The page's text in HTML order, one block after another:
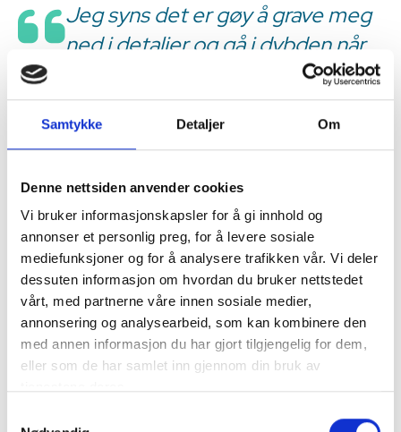
Samtykke Detaljer Om
Denne nettsiden anvender cookies
Vi bruker informasjonskapsler for å gi innhold og
annonser et personlig preg, for å levere sosiale
mediefunksjoner og for å analysere trafikken vår. Vi deler
dessuten informasjon om hvordan du bruker nettstedet
vårt, med partnerne våre innen sosiale medier,
annonsering og analysearbeid, som kan kombinere den
med annen informasjon du har gjort tilgjengelig for dem,
eller som de har samlet inn gjennom din bruk av
Jeg syns det er gøy å grave meg
ned i detaljer og gå i dybden når
det oppstår spørsmål. Det kan for
eksempel handle om hvor
grensen går for når man skal
ringe så fort vi ser en liten maur,
og hvordan skal vi uttrykke oss i
den rutinen?
Er det noe i internkontrollen som er lett å gå
glipp av?
- Generelt så syns jeg at vi som jobber med å tilberede mat til
sjelden at det er noen hendelser.
Det vi alle kan bli bedre